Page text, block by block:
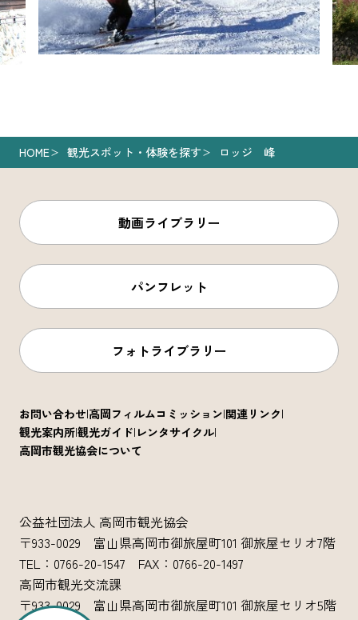
HOME 観光スポット・体験を探す ロッジ 峰
動画ライブラリー
パンフレット
フォトライブラリー
お問い合わせ 高岡フィルムコミッション 関連リンク
観光案内所観光ガイド レンタサイクル
高岡市観光協会について
公益社団法人 高岡市観光協会
〒933-0029 富山県高岡市御旅屋町101 御旅屋セリオ7階
TEL：0766-20-1547 FAX：0766-20-1497
高岡市観光交流課
〒933-0029 富山県高岡市御旅屋町101 御旅屋セリオ5階